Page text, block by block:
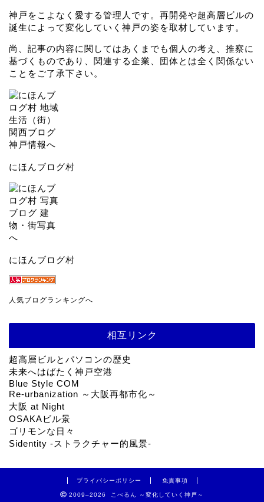
神戸をこよなく愛する管理人です。再開発や超高層ビルの
誕生によって変化していく神戸の姿を取材しています。
尚、記事の内容に関してはあくまでも個人の考え、推察に
基づくものであり、関連する企業、団体とは全く関係ない
ことをご了承下さい。
にほんブログ村
にほんブログ村
人気ブログランキングへ
相互リンク
超高層ビルとパソコンの歴史
未来へはばたく神戸空港
Blue Style COM
Re-urbanization ～大阪再都市化～
大阪 at Night
OSAKAビル景
ゴリモンな日々
Sidentity -ストラクチャー的風景-
プライバシーポリシー 免責事項
2009–2026 こべるん ～変化していく神戸～